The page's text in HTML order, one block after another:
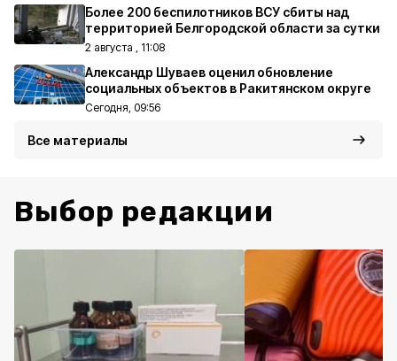
Более 200 беспилотников ВСУ сбиты над
территорией Белгородской области за сутки
2 августа , 11:08
Александр Шуваев оценил обновление
социальных объектов в Ракитянском округе
Сегодня, 09:56
Все материалы
Выбор редакции